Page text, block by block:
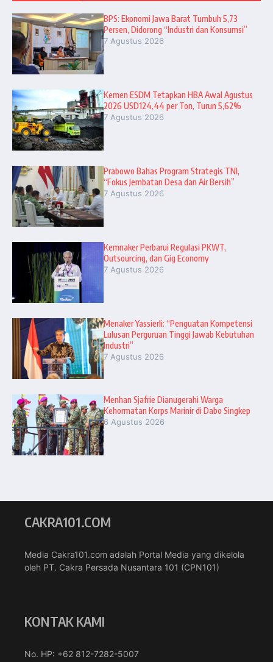
BPS: Ekonomi Jawa Barat Tumbuh 5,73
Persen, Didorong “Industri dan Konsumsi”
7 Agustus 2026
Kemen ESDM Tetapkan HBA Awal Agustus
2026 USD124,44 per Ton, Turun 5,62%
7 Agustus 2026
Prabowo Bahas Program Strategis TNI,
“Fokus Jembatan Desa dan Air Bersih”
7 Agustus 2026
Kemnaker Perbarui Regulasi PKWT,
Outsourcing, dan Gig Economy
7 Agustus 2026
Menaker Yassierli: “Penguatan Kompetensi
Lulusan Perguruan Tinggi Jawab Kebutuhan
Industri”
7 Agustus 2026
Menhan Sjafrie Dianugerahi Warga
Kehormatan Korps Marinir di Dabo Singkep
6 Agustus 2026
CAKRA101.COM
Media Cakra101.com adalah Portal Media yang dikelola
oleh PT. Cakra Persada Nusantara 101 (CPN101)
KONTAK KAMI
No. HP: +62 812-7282-5007